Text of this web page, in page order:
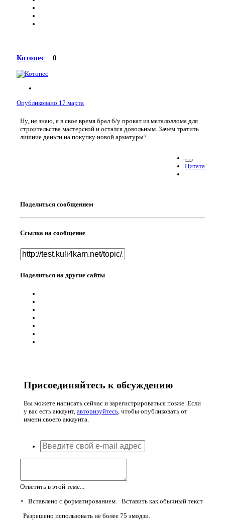
Котопес 0
Опубликовано 17 марта
Ну, не знаю, я в свое время брал б/у прокат из металоллома для
строительства мастерской и остался довольным. Зачем тратить
лишние деньги на покупку новой арматуры?
Цитата
Поделиться сообщением
Ссылка на сообщение
Поделиться на другие сайты
Присоединяйтесь к обсуждению
Вы можете написать сейчас и зарегистрироваться позже. Если
у вас есть аккаунт, авторизуйтесь , чтобы опубликовать от
имени своего аккаунта.
Ответить в этой теме...
× Вставлено с форматированием. Вставить как обычный текст
Разрешено использовать не более 75 эмодзи.